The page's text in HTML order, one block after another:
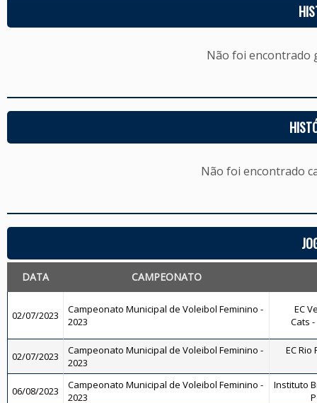
Não foi encontrado
Não foi encontrado
DATA CAMPEONATO
02/07/2023
Campeonato Municipal de Voleibol Feminino -
2023
EC
Cats
02/07/2023
Campeonato Municipal de Voleibol Feminino -
2023
EC
06/08/2023
Campeonato Municipal de Voleibol Feminino -
2023
Instituto